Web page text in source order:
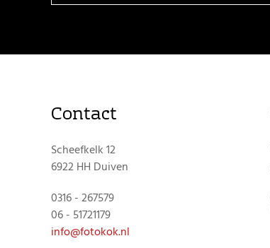
Contact
Scheefkelk 12
6922 HH Duiven
0316 - 267579
06 - 51721179
info@fotokok.nl